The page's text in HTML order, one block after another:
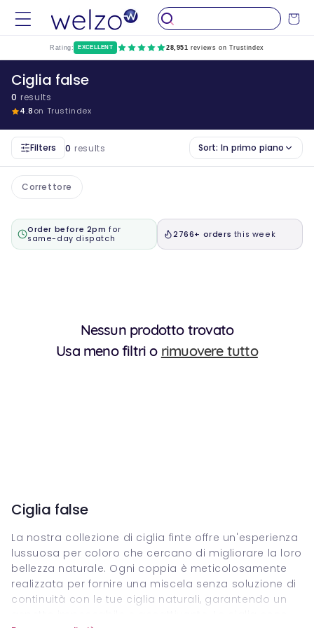
Salta al
contenuto
Carrello
Rating: EXCELLENT 28,951 reviews on Trustindex
Ciglia false
0 results
4.8on Trustindex
Filters 0 results Sort: In primo piano
Correttore
Order before 2pm for
same-day dispatch
2766+ orders this week
Nessun prodotto trovato
Usa meno filtri o rimuovere tutto
Ciglia false
La nostra collezione di ciglia finte offre un'esperienza
lussuosa per coloro che cercano di migliorare la loro
bellezza naturale. Ogni coppia è meticolosamente
realizzata per fornire una miscela senza soluzione di
continuità con le tue ciglia naturali, garantendo un